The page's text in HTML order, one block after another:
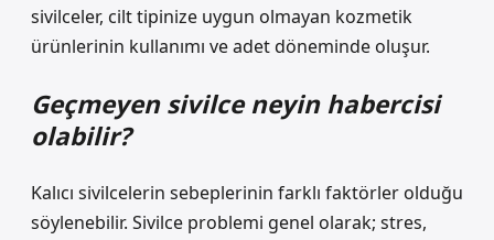
sivilceler, cilt tipinize uygun olmayan kozmetik
ürünlerinin kullanımı ve adet döneminde oluşur.
Geçmeyen sivilce neyin habercisi
olabilir?
Kalıcı sivilcelerin sebeplerinin farklı faktörler olduğu
söylenebilir. Sivilce problemi genel olarak; stres,